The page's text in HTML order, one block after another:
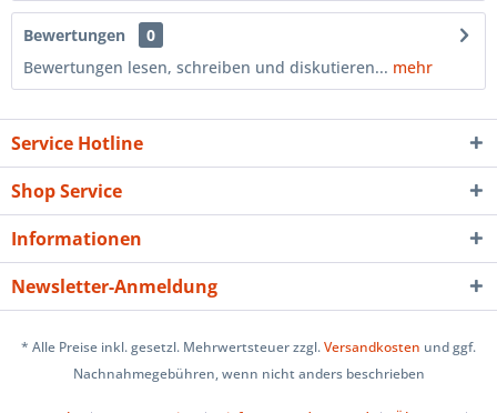
Bewertungen
0
Bewertungen lesen, schreiben und diskutieren... mehr
Service Hotline
Shop Service
Informationen
Newsletter-Anmeldung
* Alle Preise inkl. gesetzl. Mehrwertsteuer zzgl.Versandkosten und ggf.
Nachnahmegebühren, wenn nicht anders beschrieben